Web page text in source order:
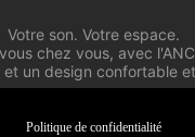
Votre son. Votre espace.
chez vous, avec
un design confortable
Politique de confidentialité